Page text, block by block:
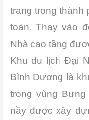
trang trong thành
toàn. Thay vào
Nhà cao tầng
Khu du lịch Đại
Bình Dương là
trong vùng
nầy được xây